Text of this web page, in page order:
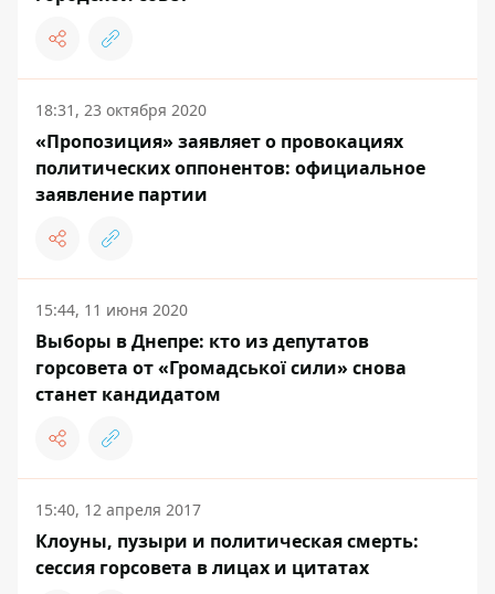
18:31, 23 октября 2020
«Пропозиция» заявляет о провокациях
политических оппонентов: официальное
заявление партии
15:44, 11 июня 2020
Выборы в Днепре: кто из депутатов
горсовета от «Громадської сили» снова
станет кандидатом
15:40, 12 апреля 2017
Клоуны, пузыри и политическая смерть:
сессия горсовета в лицах и цитатах